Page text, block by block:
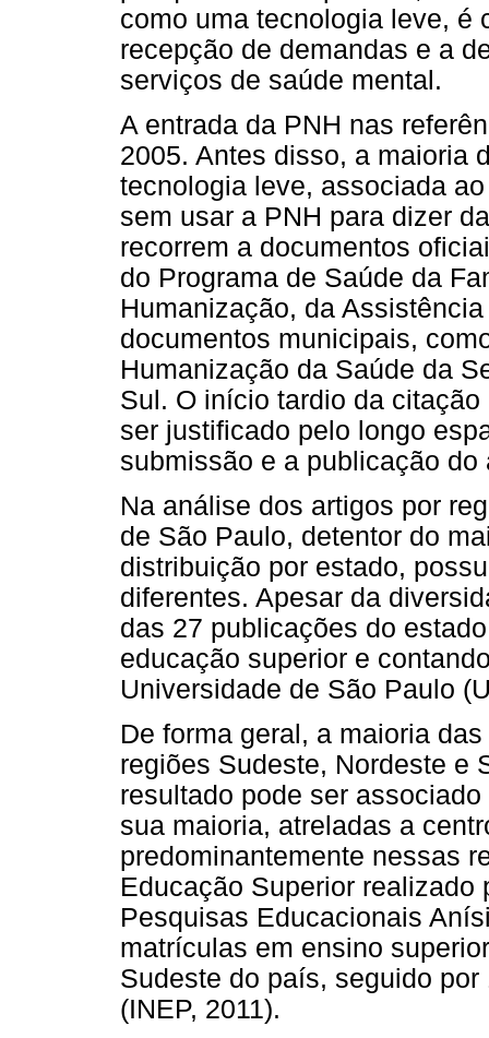
como uma tecnologia leve, é
recepção de demandas e a
serviços de saúde mental.
A entrada da PNH nas
2005. Antes disso, a maioria
tecnologia leve, associada
sem usar a PNH para dizer
recorrem a documentos
do Programa de Saúde da
Humanização, da
documentos municipais,
Humanização da Saúde da
Sul. O início tardio da
ser justificado pelo longo
submissão e a publicação
Na análise dos artigos por
de São Paulo, detentor do
distribuição por estado,
diferentes. Apesar da
das 27 publicações do
educação superior e
Universidade de São Paulo
De forma geral, a maioria
regiões Sudeste, Nordeste e
resultado pode ser
sua maioria, atreladas a
predominantemente nessas
Educação Superior
Pesquisas Educacionais
matrículas em ensino
Sudeste do país, seguido
(INEP, 2011).